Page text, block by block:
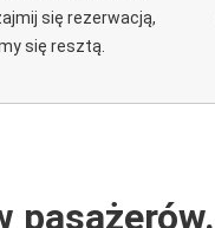
się rezerwacją,
się resztą.
pasażerów.